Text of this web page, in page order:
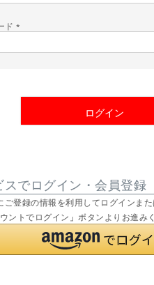
必
ド
必
ログイン
でログイン・会員登録
登録の情報を利用してログインまた
ントでログイン」ボタンよりお進み